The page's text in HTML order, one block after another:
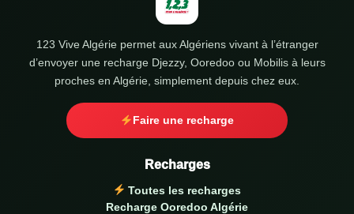
123 Vive Algérie permet aux Algériens vivant à l’étranger
d’envoyer une recharge Djezzy, Ooredoo ou Mobilis à leurs
proches en Algérie, simplement depuis chez eux.
Faire une recharge
Recharges
Toutes les recharges
Recharge Ooredoo Algérie